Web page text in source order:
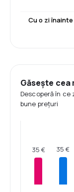
Cu o zi înainte
Găsește
Descoperă în ce
bune prețuri
35 € 35 €